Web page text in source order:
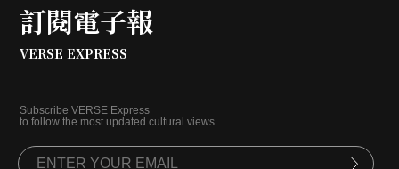
訂閱電子報
VERSE EXPRESS
Subscribe VERSE Express
to follow the most updated cultural views.